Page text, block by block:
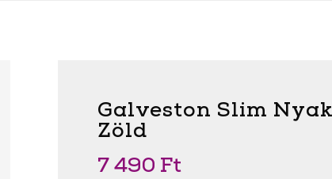
Galveston Slim
Zöld
7 490 Ft